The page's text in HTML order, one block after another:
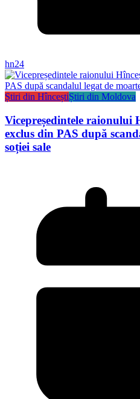
hn24
Știri din HînceștiȘtiri din Moldova
Vicepreședintele raionului
exclus din PAS după
soției sale